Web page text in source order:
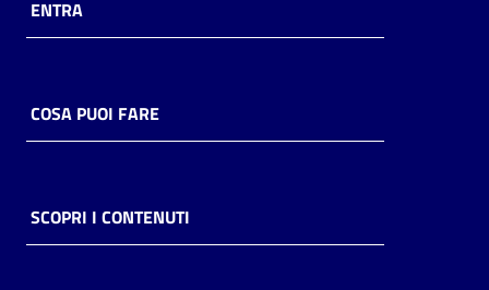
Risorse
online
Casa
Piani
ENTRA
COSA PUOI FARE
SCOPRI I CONTENUTI